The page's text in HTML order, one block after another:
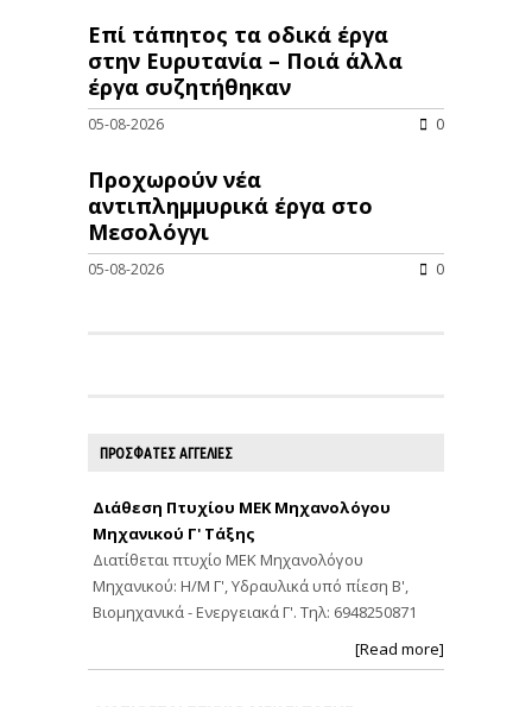
Επί τάπητος τα οδικά έργα
στην Ευρυτανία – Ποιά άλλα
έργα συζητήθηκαν
05-08-2026 0
Προχωρούν νέα
αντιπλημμυρικά έργα στο
Μεσολόγγι
05-08-2026 0
ΠΡΟΣΦΑΤΕΣ ΑΓΓΕΛΙΕΣ
Διάθεση Πτυχίου ΜΕΚ Μηχανολόγου
Μηχανικού Γ' Τάξης
Διατίθεται πτυχίο ΜΕΚ Μηχανολόγου
Μηχανικού: Η/Μ Γ', Υδραυλικά υπό πίεση Β',
Βιομηχανικά - Ενεργειακά Γ'. Τηλ: 6948250871
[Read more]